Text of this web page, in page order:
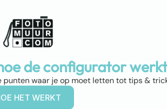
de configurator
punten waar je op moet letten tot tips &
HET WERKT